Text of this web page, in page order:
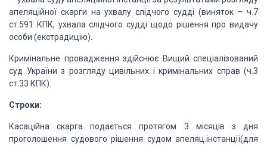
апеляційної скарги на ухвалу слідчого судді (виняток – ч.7
ст.591 КПК, ухвала слідчого судді щодо рішення про видачу
особи (екстрадицію).
Кримінальне провадження здійснює Вищий спеціалізований
суд України з розгляду цивільних і кримінальних справ (ч.3
ст.33 КПК).
Строки:
Касаційна скарга подається протягом 3 місяців з дня
проголошення судового рішення судом апеляц.інстанції(для